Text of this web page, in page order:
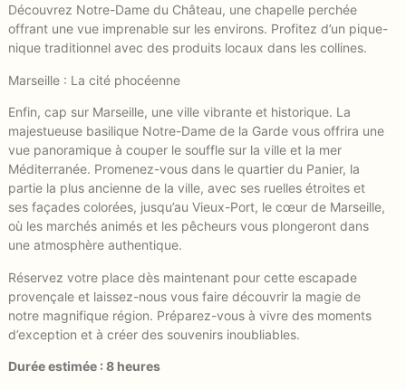
Découvrez Notre-Dame du Château, une chapelle perchée
offrant une vue imprenable sur les environs. Profitez d’un pique-
nique traditionnel avec des produits locaux dans les collines.
Marseille : La cité phocéenne
Enfin, cap sur Marseille, une ville vibrante et historique. La
majestueuse basilique Notre-Dame de la Garde vous offrira une
vue panoramique à couper le souffle sur la ville et la mer
Méditerranée. Promenez-vous dans le quartier du Panier, la
partie la plus ancienne de la ville, avec ses ruelles étroites et
ses façades colorées, jusqu’au Vieux-Port, le cœur de Marseille,
où les marchés animés et les pêcheurs vous plongeront dans
une atmosphère authentique.
Réservez votre place dès maintenant pour cette escapade
provençale et laissez-nous vous faire découvrir la magie de
notre magnifique région. Préparez-vous à vivre des moments
d’exception et à créer des souvenirs inoubliables.
Durée estimée : 8 heures